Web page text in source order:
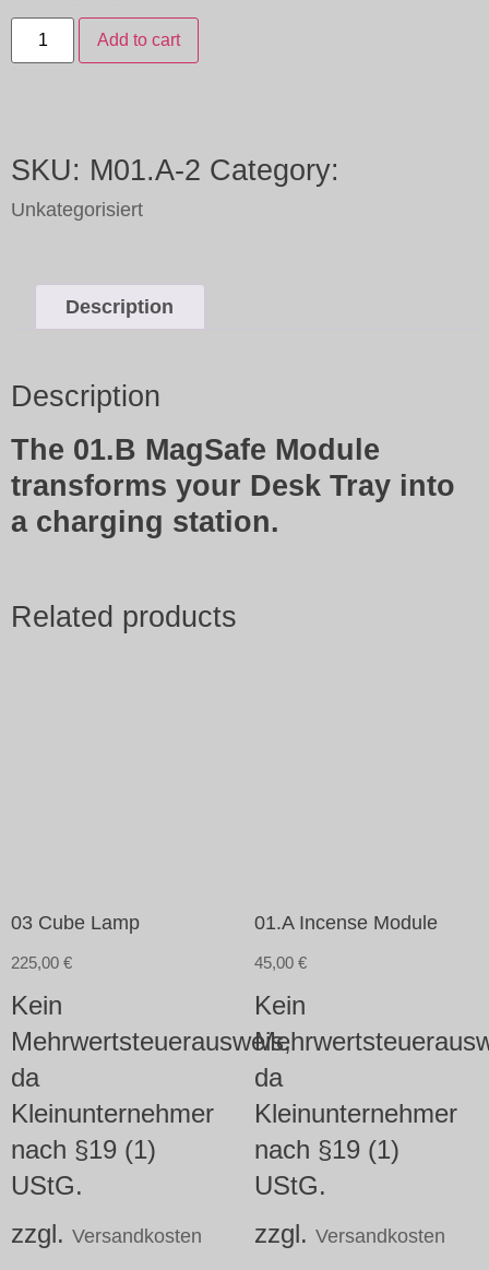
Add to cart
SKU: M01.A-2 Category:
Unkategorisiert
Description
Description
The 01.B MagSafe Module
transforms your Desk Tray into
a charging station.
Related products
03 Cube Lamp
225,00 €
Kein
Mehrwertsteuerausweis,
da
Kleinunternehmer
nach §19 (1)
UStG.
zzgl. Versandkosten
01.A Incense Module
45,00 €
Kein
da
Kleinunternehmer
nach §19 (1)
UStG.
zzgl. Versandkosten